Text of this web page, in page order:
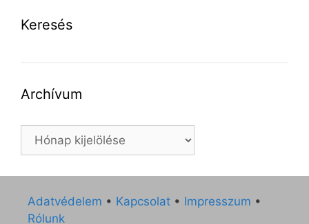
Keresés
Archívum
Archívum
Adatvédelem • Kapcsolat • Impresszum •
Rólunk